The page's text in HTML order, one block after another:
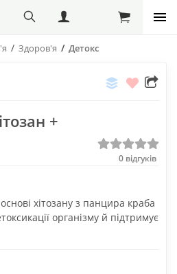
Здоров'я Детокс
Порівняти
Бажані
+
0 відгуків
хітозану з панцира краба
організму й підтримує